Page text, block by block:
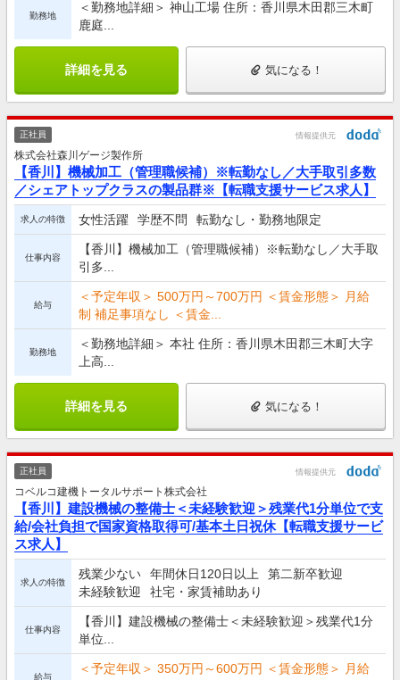
勤務地
＜勤務地詳細＞ 神山工場 住所：香川県木田郡三木町
鹿庭...
詳細を見る 気になる！
正社員 情報提供元
株式会社森川ゲージ製作所
【香川】機械加工（管理職候補）※転勤なし／大手取引多数
／シェアトップクラスの製品群※【転職支援サービス求人】
求人の特徴 女性活躍 学歴不問 転勤なし・勤務地限定
仕事内容
【香川】機械加工（管理職候補）※転勤なし／大手取
引多...
給与
＜予定年収＞ 500万円～700万円 ＜賃金形態＞ 月給
制 補足事項なし ＜賃金...
勤務地
＜勤務地詳細＞ 本社 住所：香川県木田郡三木町大字
上高...
詳細を見る 気になる！
正社員 情報提供元
コベルコ建機トータルサポート株式会社
【香川】建設機械の整備士＜未経験歓迎＞残業代1分単位で支
給/会社負担で国家資格取得可/基本土日祝休【転職支援サービ
ス求人】
求人の特徴
残業少ない 年間休日120日以上
第二新卒歓迎
未経験歓迎
社宅・家賃補助あり
仕事内容
【香川】建設機械の整備士＜未経験歓迎＞残業代1分
単位...
給与
＜予定年収＞ 350万円～600万円 ＜賃金形態＞ 月給